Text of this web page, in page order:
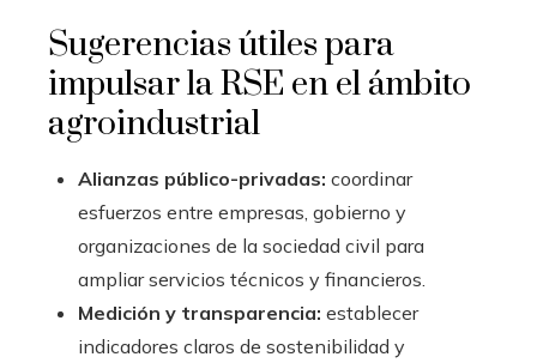
Sugerencias útiles para
impulsar la RSE en el ámbito
agroindustrial
Alianzas público-privadas: coordinar
esfuerzos entre empresas, gobierno y
organizaciones de la sociedad civil para
ampliar servicios técnicos y financieros.
Medición y transparencia: establecer
indicadores claros de sostenibilidad y